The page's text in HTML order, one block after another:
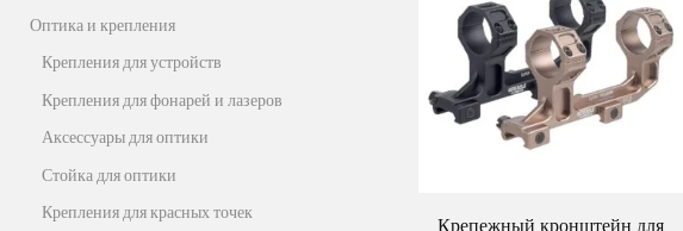
Крепежный кронштейн для
Оптика и крепления
Крепления для устройств
Крепления для фонарей и лазеров
Аксессуары для оптики
Стойка для оптики
Крепления для красных точек